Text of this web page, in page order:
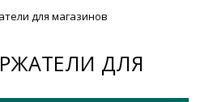
для магазинов
ДЛЯ